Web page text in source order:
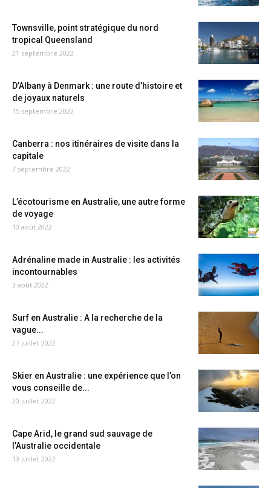
Townsville, point stratégique du nord
tropical Queensland
21 septembre 2022
D’Albany à Denmark : une route d’histoire et
de joyaux naturels
15 septembre 2022
Canberra : nos itinéraires de visite dans la
capitale
7 septembre 2022
L’écotourisme en Australie, une autre forme
de voyage
10 août 2022
Adrénaline made in Australie : les activités
incontournables
3 août 2022
Surf en Australie : A la recherche de la
vague...
27 juillet 2022
Skier en Australie : une expérience que l’on
vous conseille de...
20 juillet 2022
Cape Arid, le grand sud sauvage de
l’Australie occidentale
13 juillet 2022